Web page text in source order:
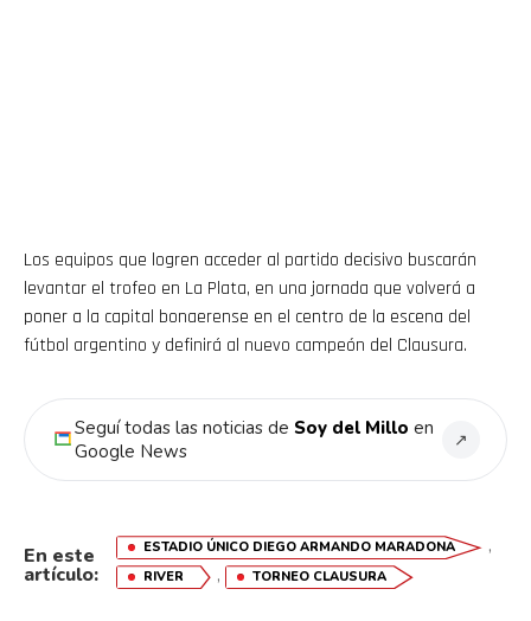
Los equipos que logren acceder al partido decisivo buscarán
levantar el trofeo en La Plata, en una jornada que volverá a
poner a la capital bonaerense en el centro de la escena del
fútbol argentino y definirá al nuevo campeón del Clausura.
Seguí todas las noticias de Soy del Millo en
Google News
↗
En este
artículo:
ESTADIO ÚNICO DIEGO ARMANDO MARADONA ,
RIVER , TORNEO CLAUSURA